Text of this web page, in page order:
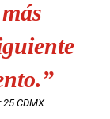
CDMX.